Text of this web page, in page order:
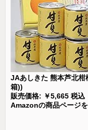
JAあしきた 熊本芦北
箱))
販売価格: ￥5,665 税込
Amazonの商品ページ